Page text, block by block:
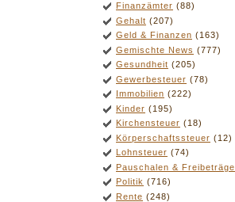
Finanzämter (88)
Gehalt (207)
Geld & Finanzen (163)
Gemischte News (777)
Gesundheit (205)
Gewerbesteuer (78)
Immobilien (222)
Kinder (195)
Kirchensteuer (18)
Körperschaftssteuer (12)
Lohnsteuer (74)
Pauschalen & Freibeträge
Politik (716)
Rente (248)